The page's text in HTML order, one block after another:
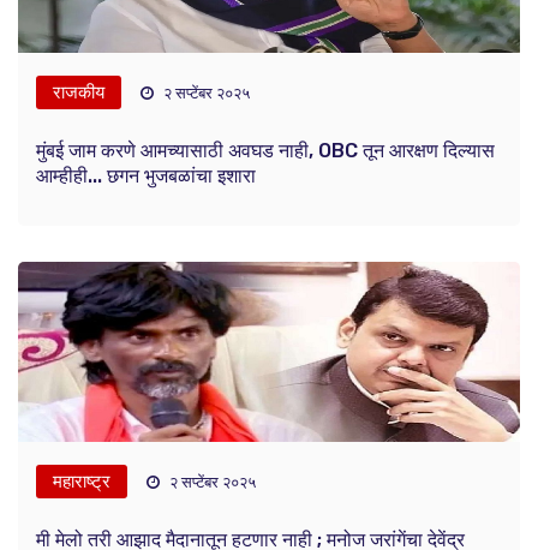
राजकीय २ सप्टेंबर २०२५
मुंबई जाम करणे आमच्यासाठी अवघड नाही, OBC तून आरक्षण दिल्यास
आम्हीही... छगन भुजबळांचा इशारा
महाराष्ट्र २ सप्टेंबर २०२५
मी मेलो तरी आझाद मैदानातून हटणार नाही ; मनोज जरांगेंचा देवेंद्र